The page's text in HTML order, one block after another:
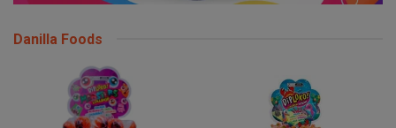
Danilla Foods